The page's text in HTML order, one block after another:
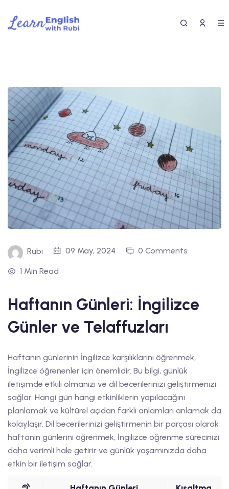
Rubi 09 May, 2024 0 Comments
1 Min Read
Haftanın Günleri: İngilizce
Günler ve Telaffuzları
Haftanın günlerinin İngilizce karşılıklarını öğrenmek,
İngilizce öğrenenler için önemlidir. Bu bilgi, günlük
iletişimde etkili olmanızı ve dil becerilerinizi geliştirmenizi
sağlar. Hangi gün hangi etkinliklerin yapılacağını
planlamak ve kültürel açıdan farklı anlamları anlamak da
kolaylaşır. Dil becerilerinizi geliştirmenin bir parçası olarak
haftanın günlerini öğrenmek, İngilizce öğrenme sürecinizi
daha verimli hale getirir ve günlük yaşamınızda daha
etkin bir iletişim sağlar.